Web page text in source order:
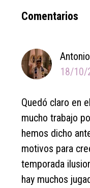
Reader
Comentarios
18/10/
Quedó claro en
mucho trabajo
hemos dicho
motivos para
temporada
hay muchos